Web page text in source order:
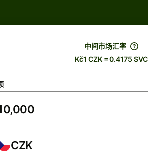
中间市场汇率
Kč1 CZK = 0.4175 SVC
CZK